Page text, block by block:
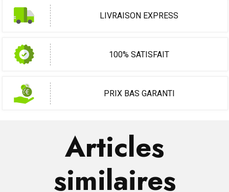
LIVRAISON EXPRESS
100% SATISFAIT
PRIX BAS GARANTI
Articles
similaires